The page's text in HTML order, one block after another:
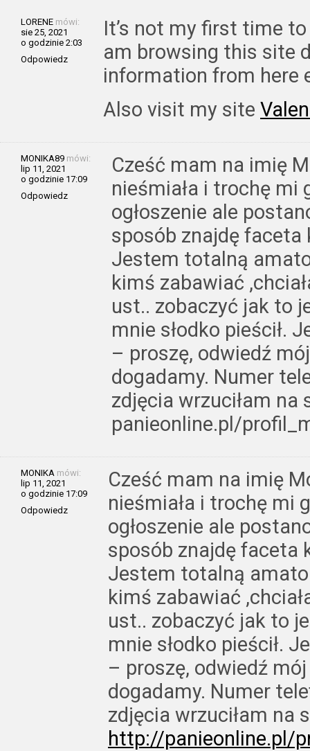
LORENE mówi:
sie 25, 2021
o godzinie 2:03
Odpowiedz
It’s not my first time
am browsing this site
information from here
Also visit my site
MONIKA89 mówi:
lip 11, 2021
o godzinie 17:09
Odpowiedz
Cześć mam na imię
nieśmiała i trochę mi
ogłoszenie ale
sposób znajdę
Jestem totalną
kimś zabawiać
ust.. zobaczyć jak to
mnie słodko pieścił.
– proszę, odwiedź
dogadamy. Numer
zdjęcia wrzuciłam
panieonline.pl/
MONIKA mówi:
lip 11, 2021
o godzinie 17:09
Odpowiedz
Cześć mam na imię
nieśmiała i trochę mi
ogłoszenie ale
sposób znajdę faceta
Jestem totalną
kimś zabawiać
ust.. zobaczyć jak to
mnie słodko pieścił.
– proszę, odwiedź
dogadamy. Numer
zdjęcia wrzuciłam na
http://panieonline.pl/